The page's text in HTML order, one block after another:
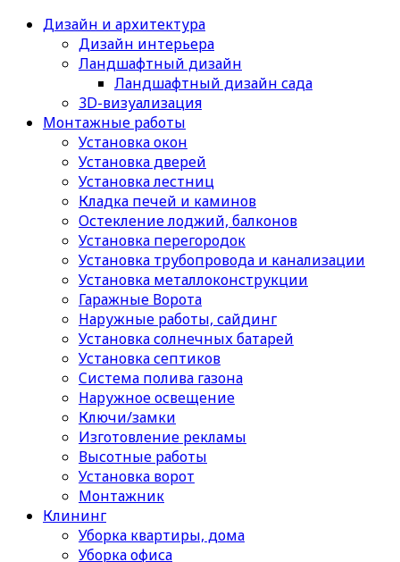
Дизайн и архитектура
Дизайн интерьера
Ландшафтный дизайн
Ландшафтный дизайн сада
3D-визуализация
Монтажные работы
Установка окон
Установка дверей
Установка лестниц
Кладка печей и каминов
Остекление лоджий, балконов
Установка перегородок
Установка трубопровода и канализации
Установка металлоконструкции
Гаражные Ворота
Наружные работы, сайдинг
Установка солнечных батарей
Установка септиков
Cистема полива газона
Наружное освещение
Ключи/замки
Изготовление рекламы
Высотные работы
Установка ворот
Монтажник
Клининг
Уборка квартиры, дома
Уборка офиса